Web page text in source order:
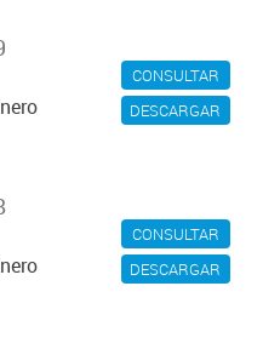
CONSULTAR
DESCARGAR
CONSULTAR
DESCARGAR